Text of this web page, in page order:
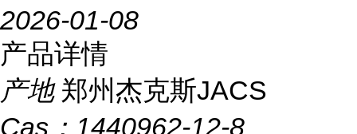
2026-01-08
产品详情
产地 郑州杰克斯JACS
Cas： 1440962-12-8